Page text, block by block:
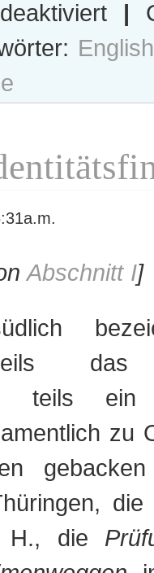
Au
jour
de
|
English
Abschnitt I]
das
teils ein
zu
H., die